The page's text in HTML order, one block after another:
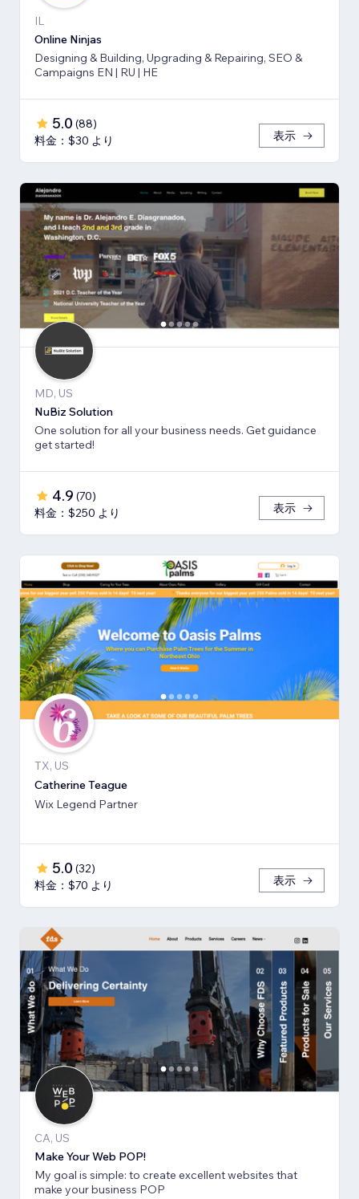
IL
Online Ninjas
Designing & Building, Upgrading & Repairing, SEO &
Campaigns EN | RU | HE
5.0 (88)
料金：$30 より
表示
MD, US
NuBiz Solution
One solution for all your business needs. Get guidance
get started!
4.9 (70)
料金：$250 より
表示
TX, US
Catherine Teague
Wix Legend Partner
5.0 (32)
料金：$70 より
表示
CA, US
Make Your Web POP!
My goal is simple: to create excellent websites that
make your business POP